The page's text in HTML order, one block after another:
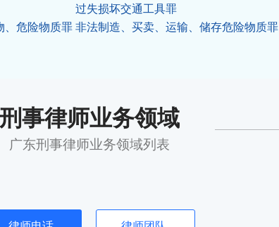
过失损坏交通工具罪
、危险物质罪 非法制造、买卖、运输、储存危险物质罪
刑事律师业务领域
广东刑事律师业务领域列表